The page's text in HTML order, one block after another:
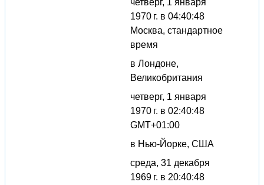
1970 г. в 04:40:48
Москва, стандартное
время
в Лондоне,
Великобритания
четверг, 1 января
1970 г. в 02:40:48
GMT+01:00
в Нью-Йорке, США
среда, 31 декабря
1969 г. в 20:40:48